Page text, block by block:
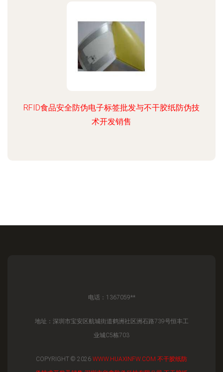
RFID食品安全防伪电子标签批发与不干胶纸防伪技
术开发销售
电话：1367059**
地址：深圳市宝安区航城街道鹤洲社区洲石路739号恒丰工
业城C5栋703
COPYRIGHT © 2026 WWW.HUAXINFW.COM 不干胶纸防